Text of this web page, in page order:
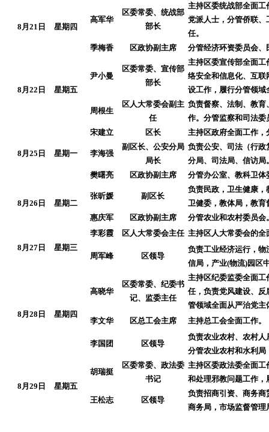
8月21日 星期四
高军华
区委常委、统战部
部长
主持区委统战部全面
党派人士，分管侨联
任。
季梅香
区政协副主席 分管经济环资委员会、
8月22日 星期五
尹小曼
区委常委、宣传部
部长
主持区委宣传部全面
络安全和信息化、互
设工作，履行分管领
周根生
区人大常委会副主
任
负责督察、法制、教
作。分管监察和司法
8月25日 星期一
宋建立 区长 主持区政府全面工作，
李海强
副区长、公安分局
局长
负责公安、司法（行
分局、司法局、信访局
樊曙亮
区政协副主席 分管办公室、教科卫体
8月26日 星期二
张昕媛 副区长
负责民政，卫生健康
卫健委，教体局，教
惠庆军
区政协副主席 分管农业和农村委员会
8月27日 星期三
李彩霞 区人大常委会主任 主持区人大常委会的全
周军峰 区领导
负责工业经济运行，
信局，产业(物流)园区
8月28日 星期四
高晓华
区委常委、纪委书
记、监委主任
主持区纪委监委全面
任，负责党风建设、
管领域全面从严治党主
李文华
区总工会主席 主持总工会全面工作。
李国团 区领导
负责农业农村、农村
分管农业农村和水利局
8月29日 星期五
胡瑞挺
区委常委、政法委
书记
主持区委政法委全面
和处理邪教问题工作
王松志 区领导
负责招商引资、商务
商务局，市场监督管理